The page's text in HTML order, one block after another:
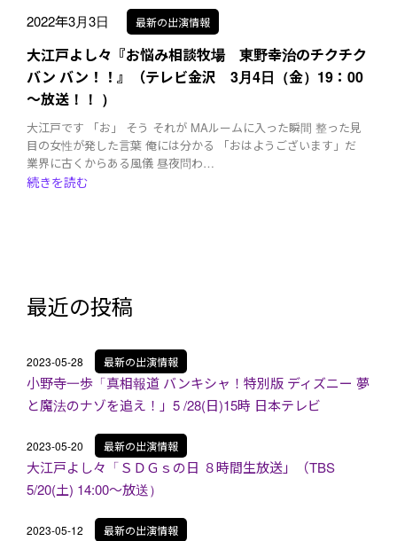
2022年3月3日 最新の出演情報
大江戸よし々『お悩み相談牧場 東野幸治のチクチク
バン バン！！』（テレビ金沢 3月4日（金）19：00
～放送！！ ）
大江戸です 「お」 そう それが MAルームに入った瞬間 整った見
目の女性が発した言葉 俺には分かる 「おはようございます」だ
業界に古くからある風儀 昼夜問わ…
続きを読む
最近の投稿
2023-05-28 最新の出演情報
小野寺一歩「真相報道 バンキシャ！特別版 ディズニー 夢
と魔法のナゾを追え！」5 /28(日)15時 日本テレビ
2023-05-20 最新の出演情報
大江戸よし々「ＳＤＧｓの日 ８時間生放送」（TBS
5/20(土) 14:00～放送）
2023-05-12 最新の出演情報